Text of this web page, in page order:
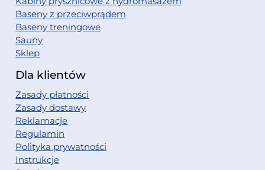
Baseny z przeciwprądem
Baseny treningowe
Sauny
Sklep
Dla klientów
Zasady płatności
Zasady dostawy
Reklamacje
Regulamin
Polityka prywatności
Instrukcje